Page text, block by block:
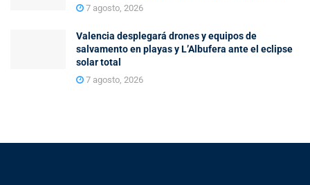
7 agosto, 2026
Valencia desplegará drones y equipos de
salvamento en playas y L’Albufera ante el eclipse
solar total
7 agosto, 2026